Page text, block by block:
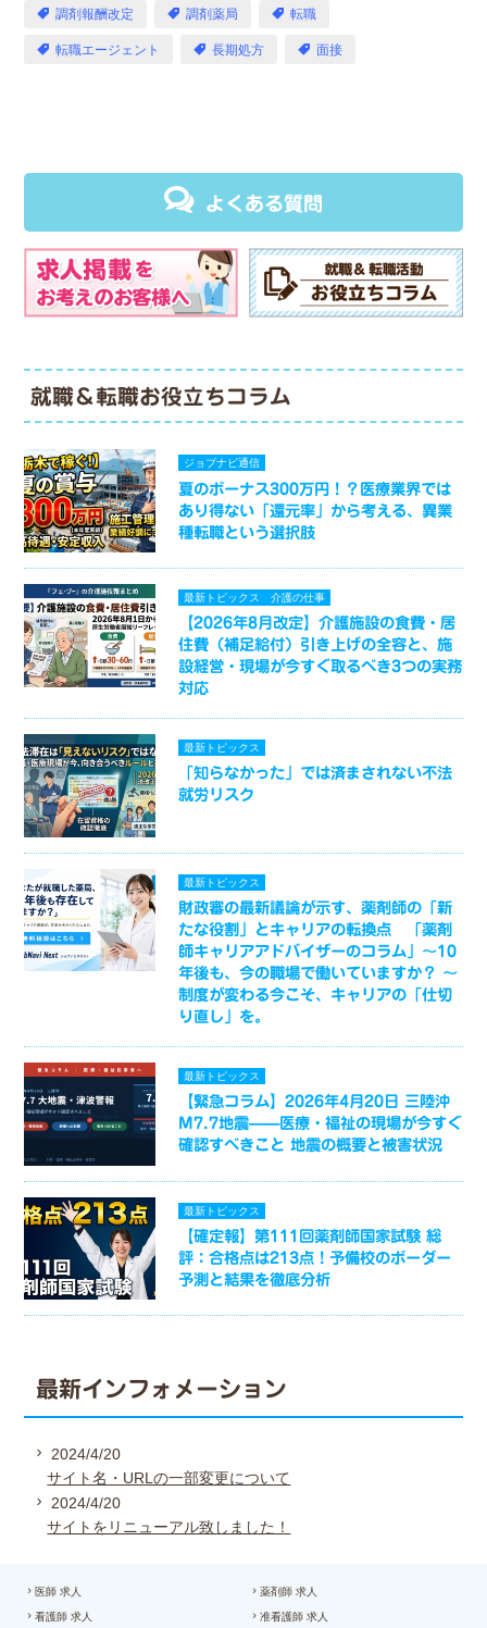
調剤報酬改定 調剤薬局 転職
転職エージェント 長期処方 面接
よくある質問
就職＆転職お役立ちコラム
ジョブナビ通信
夏のボーナス300万円！？医療業界では
あり得ない「還元率」から考える、異業
種転職という選択肢
最新トピックス 介護の仕事
【2026年8月改定】介護施設の食費・居
住費（補足給付）引き上げの全容と、施
設経営・現場が今すぐ取るべき3つの実務
対応
最新トピックス
「知らなかった」では済まされない不法
就労リスク
最新トピックス
財政審の最新議論が示す、薬剤師の「新
たな役割」とキャリアの転換点 「薬剤
師キャリアアドバイザーのコラム」～10
年後も、今の職場で働いていますか？ ～
制度が変わる今こそ、キャリアの「仕切
り直し」を。
最新トピックス
【緊急コラム】2026年4月20日 三陸沖
M7.7地震——医療・福祉の現場が今すぐ
確認すべきこと 地震の概要と被害状況
最新トピックス
【確定報】第111回薬剤師国家試験 総
評：合格点は213点！予備校のボーダー
予測と結果を徹底分析
最新インフォメーション
2024/4/20
サイト名・URLの一部変更について
2024/4/20
サイトをリニューアル致しました！
医師 求人 薬剤師 求人
看護師 求人 准看護師 求人